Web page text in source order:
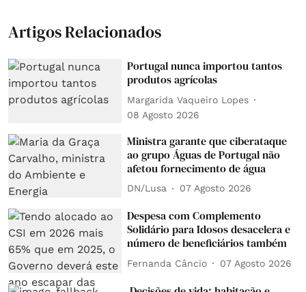
Artigos Relacionados
Portugal nunca importou tantos
produtos agrícolas
Margarida Vaqueiro Lopes
08 Agosto 2026
Ministra garante que ciberataque
ao grupo Águas de Portugal não
afetou fornecimento de água
DN/Lusa 07 Agosto 2026
Despesa com Complemento
Solidário para Idosos desacelera e
número de beneficiários também
Fernanda Câncio 07 Agosto 2026